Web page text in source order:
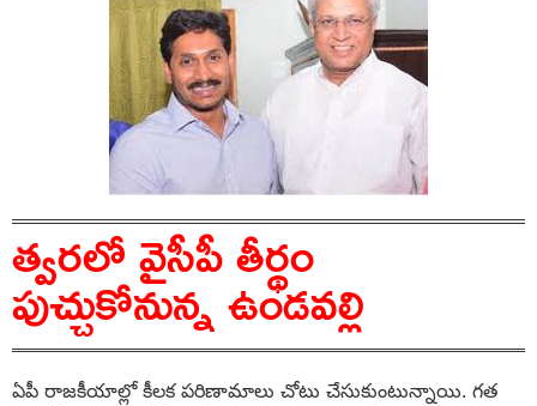
త్వరలో వైసీపీ తీర్థం
పుచ్చుకోనున్న ఉండవల్లి
ఏపీ రాజకీయాల్లో కీలక పరిణామాలు చోటు చేసుకుంటున్నాయి. గత